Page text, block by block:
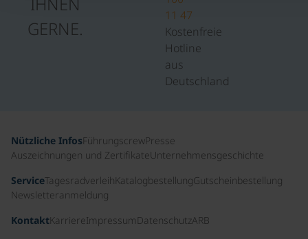
GERNE.
11 47
Kostenfreie
Hotline
aus
Deutschland
Nützliche InfosFührungscrewPresse
Auszeichnungen und ZertifikateUnternehmensgeschichte
ServiceTagesradverleihKatalogbestellungGutscheinbestellung
Newsletteranmeldung
KontaktKarriereImpressum DatenschutzARB